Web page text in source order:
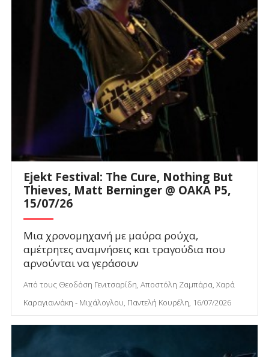
Ejekt Festival: The Cure, Nothing But
Thieves, Matt Berninger @ ΟΑΚΑ P5,
15/07/26
Μια χρονομηχανή με μαύρα ρούχα,
αμέτρητες αναμνήσεις και τραγούδια που
αρνούνται να γεράσουν
Από τους Θεοδόση Γενιτσαρίδη, Αποστόλη Ζαμπάρα, Χαρά
Καραγιαννάκη - Μιχάλογλου, Παντελή Κουρέλη, 16/07/2026